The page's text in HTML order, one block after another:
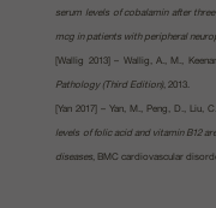
serum levels of cobalamin after
mcg in patients with peripheral
[Wallig 2013] – Wallig, A., M.,
Pathology (Third Edition), 2013.
[Yan 2017] – Yan, M., Peng, D., Liu,
levels of folic acid and vitamin B12
diseases, BMC cardiovascular